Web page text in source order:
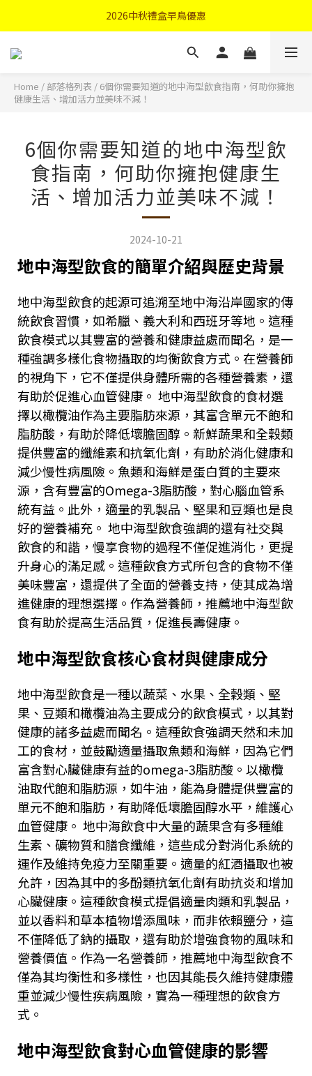
首購優惠輸入"N50"現折50元
2026中秋禮盒早鳥優惠
首購優惠輸入"N50"現折50元
Home / 部落格列表 / 6個你需要知道的地中海型飲食指南，何助你擁抱
健康生活、增加活力並美味不減！
6個你需要知道的地中海型飲
食指南，何助你擁抱健康生
活、增加活力並美味不減！
2024-10-21
地中海型飲食的簡單介紹與歷史背景
地中海型飲食的起源可追溯至地中海沿岸國家的傳
統飲食習慣，如希臘、義大利和西班牙等地。這種
飲食模式以其豐富的營養和健康益處而聞名，是一
種強調多樣化食物攝取的均衡飲食方式。在營養師
的視角下，它不僅提供身體所需的各種營養素，還
有助於促進心血管健康。 地中海型飲食的食材選
擇以橄欖油作為主要脂肪來源，其富含單元不飽和
脂肪酸，有助於降低壞膽固醇。新鮮蔬果和全穀類
提供豐富的纖維素和抗氧化劑，有助於消化健康和
減少慢性病風險。魚類和海鮮是蛋白質的主要來
源，含有豐富的Omega-3脂肪酸，對心腦血管系
統有益。此外，適量的乳製品、堅果和豆類也是良
好的營養補充。 地中海型飲食強調的還有社交與
飲食的和諧，慢享食物的過程不僅促進消化，更提
升身心的滿足感。這種飲食方式所包含的食物不僅
美味豐富，還提供了全面的營養支持，使其成為增
進健康的理想選擇。作為營養師，推薦地中海型飲
食有助於提高生活品質，促進長壽健康。
地中海型飲食核心食材與健康成分
地中海型飲食是一種以蔬菜、水果、全穀類、堅
果、豆類和橄欖油為主要成分的飲食模式，以其對
健康的諸多益處而聞名。這種飲食強調天然和未加
工的食材，並鼓勵適量攝取魚類和海鮮，因為它們
富含對心臟健康有益的omega-3脂肪酸。以橄欖
油取代飽和脂肪源，如牛油，能為身體提供豐富的
單元不飽和脂肪，有助降低壞膽固醇水平，維護心
血管健康。 地中海飲食中大量的蔬果含有多種維
生素、礦物質和膳食纖維，這些成分對消化系統的
運作及維持免疫力至關重要。適量的紅酒攝取也被
允許，因為其中的多酚類抗氧化劑有助抗炎和增加
心臟健康。這種飲食模式提倡適量肉類和乳製品，
並以香料和草本植物增添風味，而非依賴鹽分，這
不僅降低了鈉的攝取，還有助於增強食物的風味和
營養價值。作為一名營養師，推薦地中海型飲食不
僅為其均衡性和多樣性，也因其能長久維持健康體
重並減少慢性疾病風險，實為一種理想的飲食方
式。
地中海型飲食對心血管健康的影響